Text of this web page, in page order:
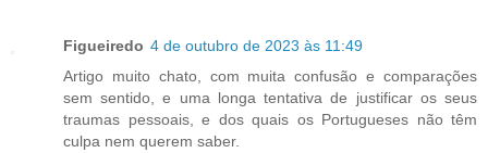
Figueiredo 4 de outubro de 2023 às 11:49
Artigo muito chato, com muita confusão e comparações
sem sentido, e uma longa tentativa de justificar os seus
traumas pessoais, e dos quais os Portugueses não têm
culpa nem querem saber.